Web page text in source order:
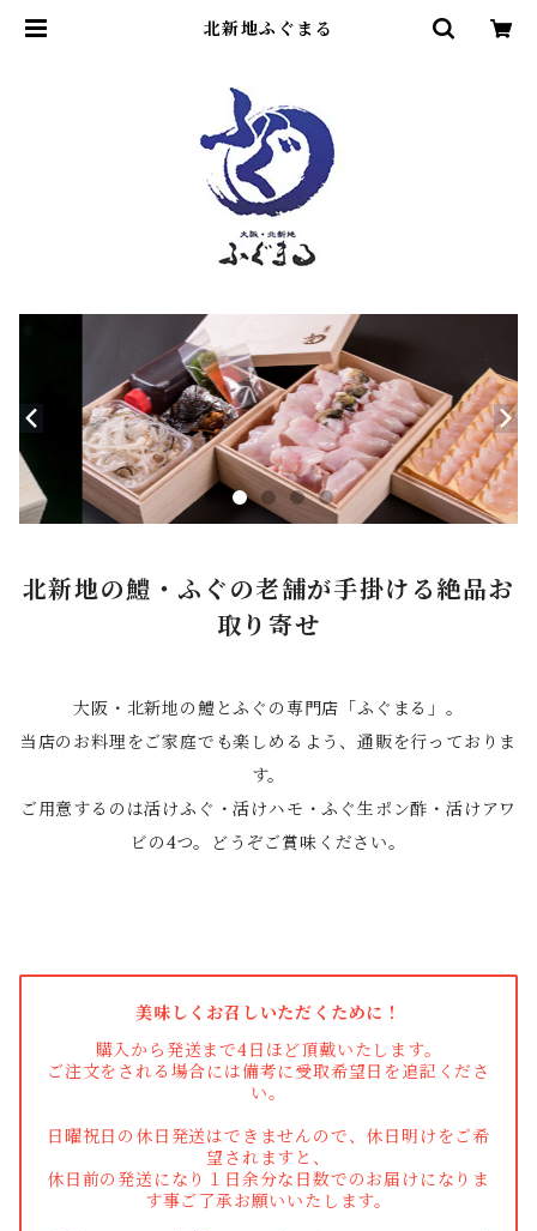
北新地ふぐまる
北新地の鱧・ふぐの老舗が手掛ける絶品お
取り寄せ
大阪・北新地の鱧とふぐの専門店「ふぐまる」。
当店のお料理をご家庭でも楽しめるよう、通販を行っておりま
す。
ご用意するのは活けふぐ・活けハモ・ふぐ生ポン酢・活けアワ
ビの4つ。どうぞご賞味ください。
美味しくお召しいただくために！
購入から発送まで4日ほど頂戴いたします。
ご注文をされる場合には備考に受取希望日を追記くださ
い。
日曜祝日の休日発送はできませんので、休日明けをご希
望されますと、
休日前の発送になり１日余分な日数でのお届けになりま
す事ご了承お願いいたします。